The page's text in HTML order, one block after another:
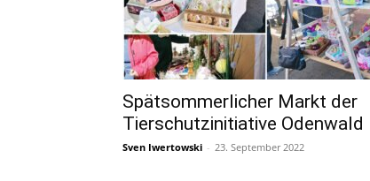
Spätsommerlicher Markt der
Tierschutzinitiative Odenwald
Sven Iwertowski - 23. September 2022